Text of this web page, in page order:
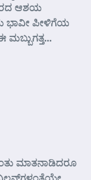
ಆಶಯ
ಭಾವೀ ಪೀಳಿಗೆಯ
ಮಾತನಾಡಿದರೂ